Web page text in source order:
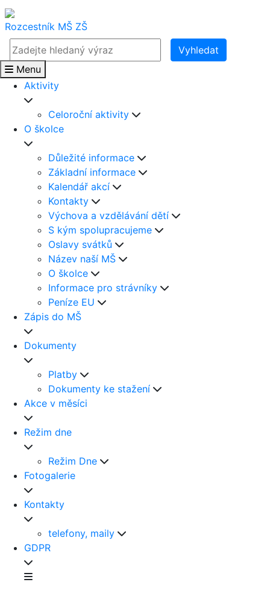
Rozcestník MŠ ZŠ
Vyhledat
Menu
Aktivity
Celoroční aktivity
O školce
Důležité informace
Základní informace
Kalendář akcí
Kontakty
Výchova a vzdělávání dětí
S kým spolupracujeme
Oslavy svátků
Název naší MŠ
O školce
Informace pro strávníky
Peníze EU
Zápis do MŠ
Dokumenty
Platby
Dokumenty ke stažení
Akce v měsíci
Režim dne
Režim Dne
Fotogalerie
Kontakty
telefony, maily
GDPR